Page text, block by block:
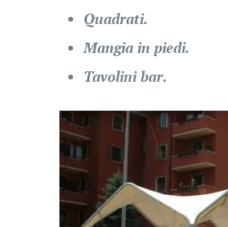
Quadrati.
Mangia in piedi.
Tavolini bar.